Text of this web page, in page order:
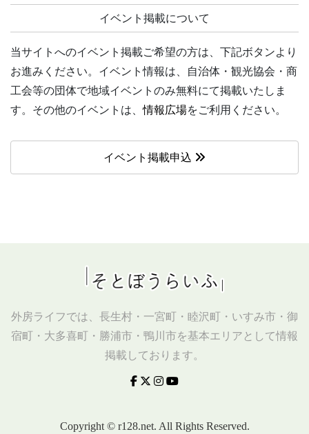
イベント掲載について
当サイトへのイベント掲載ご希望の方は、下記ボタンより
お進みください。イベント情報は、自治体・観光協会・商
工会等の団体で地域イベントのみ無料にて掲載いたしま
す。その他のイベントは、情報広場をご利用ください。
イベント掲載申込
外房ライフでは、長生村・一宮町・睦沢町・いすみ市・御
宿町・大多喜町・勝浦市・鴨川市を基本エリアとして情報
掲載しております。
Copyright © r128.net. All Rights Reserved.